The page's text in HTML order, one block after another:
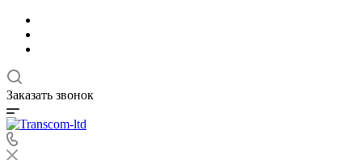
Заказать звонок